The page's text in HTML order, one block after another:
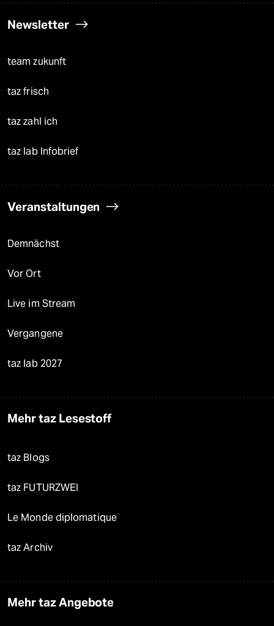
Newsletter
team zukunft
taz frisch
taz zahl ich
taz lab Infobrief
Veranstaltungen
Demnächst
Vor Ort
Live im Stream
Vergangene
taz lab 2027
Mehr taz Lesestoff
taz Blogs
taz FUTURZWEI
Le Monde diplomatique
taz Archiv
Mehr taz Angebote